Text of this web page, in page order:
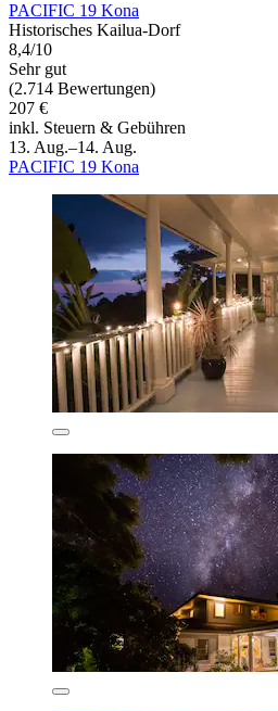
PACIFIC 19 Kona
Historisches Kailua-Dorf
8,4/10
Sehr gut
(2.714 Bewertungen)
207 €
inkl. Steuern & Gebühren
13. Aug.–14. Aug.
PACIFIC 19 Kona